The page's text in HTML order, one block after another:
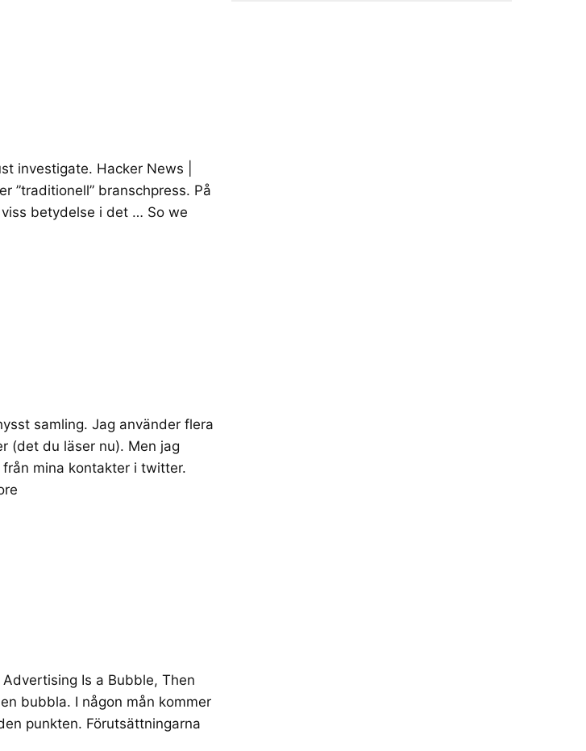
investigate. Hacker News |
”traditionell” branschpress. På
betydelse i det … So we
samling. Jag använder flera
(det du läser nu). Men jag
mina kontakter i twitter.
Is a Bubble, Then
bubbla. I någon mån kommer
punkten. Förutsättningarna